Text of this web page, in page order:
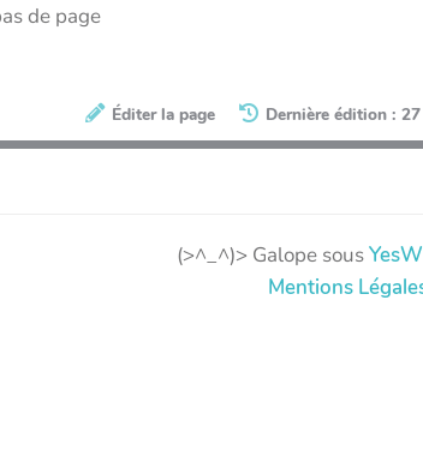
de page
Éditer la page Dernière édition :
(>^_^)> Galope sous
Mentions